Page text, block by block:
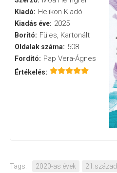
Kiadó: Helikon Kiadó
Kiadás éve: 2025
Borító: Füles, Kartonált
Oldalak száma: 508
Fordító: Pap Vera-Ágnes
Értékelés:
Tags: 2020-as évek 21.század